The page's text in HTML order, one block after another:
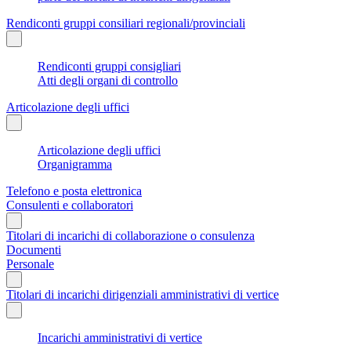
Rendiconti gruppi consiliari regionali/provinciali
Rendiconti gruppi consigliari
Atti degli organi di controllo
Articolazione degli uffici
Articolazione degli uffici
Organigramma
Telefono e posta elettronica
Consulenti e collaboratori
Titolari di incarichi di collaborazione o consulenza
Documenti
Personale
Titolari di incarichi dirigenziali amministrativi di vertice
Incarichi amministrativi di vertice